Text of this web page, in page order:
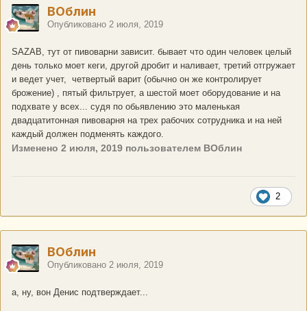
ВОблин
Опубликовано 2 июля, 2019
SAZAB, тут от пивоварни зависит. бывает что один человек целый
день только моет кеги, другой дробит и наливает, третий отгружает
и ведет учет, четвертый варит (обычно он же контролирует
брожение) , пятый фильтрует, а шестой моет оборудование и на
подхвате у всех... судя по обьявлению это маленькая
двадцатитонная пивоварня на трех рабочих сотрудника и на ней
каждый должен подменять каждого.
Изменено 2 июля, 2019 пользователем ВОблин
2
ВОблин
Опубликовано 2 июля, 2019
а, ну, вон Денис подтверждает...